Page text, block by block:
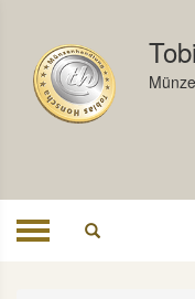
Toggle